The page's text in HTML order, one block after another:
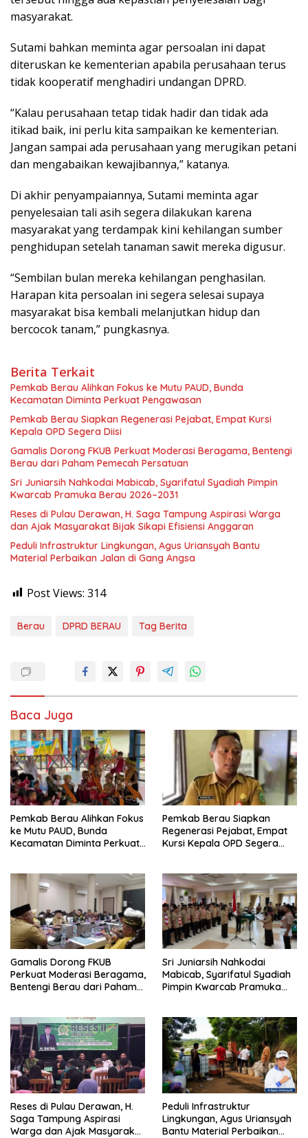
masyarakat.
Sutami bahkan meminta agar persoalan ini dapat
diteruskan ke kementerian apabila perusahaan terus
tidak kooperatif menghadiri undangan DPRD.
“Kalau perusahaan tetap tidak hadir dan tidak ada
itikad baik, ini perlu kita sampaikan ke kementerian.
Jangan sampai ada perusahaan yang merugikan petani
dan mengabaikan kewajibannya,” katanya.
Di akhir penyampaiannya, Sutami meminta agar
penyelesaian tali asih segera dilakukan karena
masyarakat yang terdampak kini kehilangan sumber
penghidupan setelah tanaman sawit mereka digusur.
“Sembilan bulan mereka kehilangan penghasilan.
Harapan kita persoalan ini segera selesai supaya
masyarakat bisa kembali melanjutkan hidup dan
bercocok tanam,” pungkasnya.
Berita Terkait
Pemkab Berau Alihkan Fokus ke Mutu PAUD, Bunda
Kecamatan Diminta Perkuat Pengawasan
Pemkab Berau Siapkan Regenerasi Pejabat, Empat Kursi
Kepala OPD Segera Diisi
Gamalis Dorong FKUB Perkuat Moderasi Beragama, Bentengi
Berau dari Paham Pemecah Persatuan
Sri Juniarsih Nahkodai Mabicab, Syarifatul Syadiah Pimpin
Kwarcab Pramuka Berau 2026–2031
Reses di Pulau Derawan, H. Saga Tampung Aspirasi Warga
dan Ajak Masyarakat Bijak Sikapi Efisiensi Anggaran
Peduli Infrastruktur Lingkungan, Agus Uriansyah Bantu
Material Perbaikan Jalan di Gang Angsa
Post Views: 314
Berau DPRD BERAU Tag Berita
Baca Juga
Pemkab Berau Alihkan Fokus
ke Mutu PAUD, Bunda
Kecamatan Diminta Perkuat
Pemkab Berau Siapkan
Regenerasi Pejabat, Empat
Kursi Kepala OPD Segera
Gamalis Dorong FKUB
Perkuat Moderasi Beragama,
Bentengi Berau dari Paham
Sri Juniarsih Nahkodai
Mabicab, Syarifatul Syadiah
Pimpin Kwarcab Pramuka
Reses di Pulau Derawan, H.
Saga Tampung Aspirasi
Warga dan Ajak Masyarakat
Peduli Infrastruktur
Lingkungan, Agus Uriansyah
Bantu Material Perbaikan